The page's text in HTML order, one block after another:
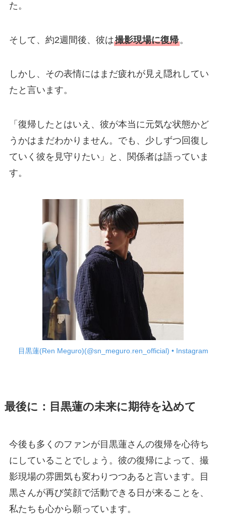
た。
そして、約2週間後、彼は撮影現場に復帰。
しかし、その表情にはまだ疲れが見え隠れしてい
たと言います。
「復帰したとはいえ、彼が本当に元気な状態かど
うかはまだわかりません。でも、少しずつ回復し
ていく彼を見守りたい」と、関係者は語っていま
す。
目黒蓮(Ren Meguro)(@sn_meguro.ren_official) • Instagram
最後に：目黒蓮の未来に期待を込めて
今後も多くのファンが目黒蓮さんの復帰を心待ち
にしていることでしょう。彼の復帰によって、撮
影現場の雰囲気も変わりつつあると言います。目
黒さんが再び笑顔で活動できる日が来ることを、
私たちも心から願っています。